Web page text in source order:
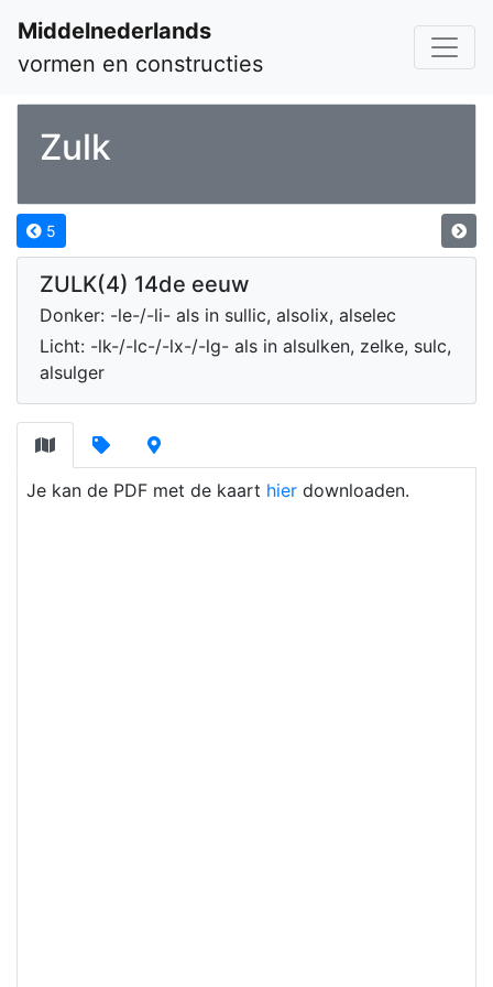
Middelnederlands
vormen en constructies
Zulk
5
ZULK(4) 14de eeuw
Donker: -le-/-li- als in sullic, alsolix, alselec
Licht: -lk-/-lc-/-lx-/-lg- als in alsulken, zelke, sulc,
alsulger
Je kan de PDF met de kaart hier downloaden.